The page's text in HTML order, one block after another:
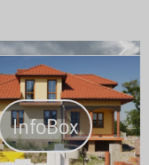
InfoBox